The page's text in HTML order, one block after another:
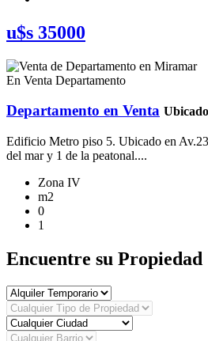
u$s 35000
En Venta Departamento
Departamento en Venta
Edificio Metro piso 5. Ubicado en
del mar y 1 de la peatonal....
Zona IV
m2
0
1
Encuentre su Propiedad